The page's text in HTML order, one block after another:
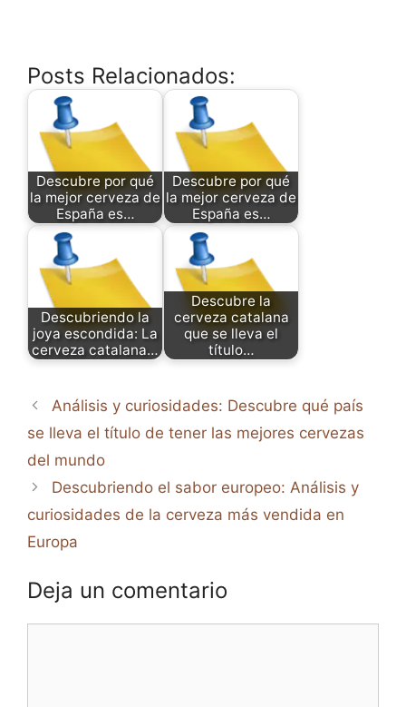
Posts Relacionados:
Descubre por qué
la mejor cerveza de
España es…
Descubre por qué
la mejor cerveza de
España es…
Descubriendo la
joya escondida: La
cerveza catalana…
Descubre la
cerveza catalana
que se lleva el
título…
Análisis y curiosidades: Descubre qué país
se lleva el título de tener las mejores cervezas
del mundo
Descubriendo el sabor europeo: Análisis y
curiosidades de la cerveza más vendida en
Europa
Deja un comentario